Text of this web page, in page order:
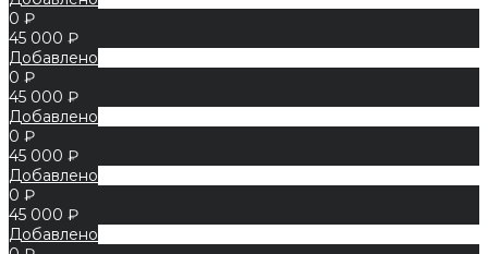
0 ₽
45 000 ₽
Добавлено
0 ₽
45 000 ₽
Добавлено
0 ₽
45 000 ₽
Добавлено
0 ₽
45 000 ₽
Добавлено